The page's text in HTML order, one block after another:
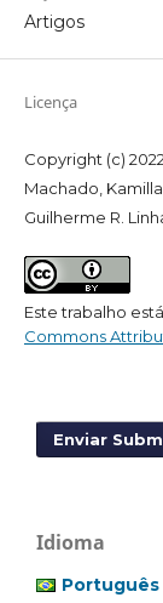
Artigos
Licença
Copyright (c)
Machado,
Guilherme R.
Este trabalho
Commons
Enviar
Idioma
Português